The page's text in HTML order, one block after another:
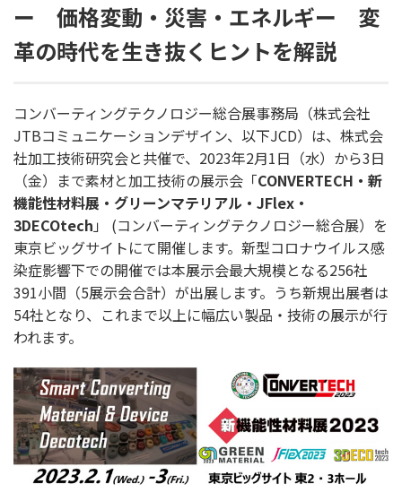
ー 価格変動・災害・エネルギー 変
革の時代を生き抜くヒントを解説
コンバーティングテクノロジー総合展事務局（株式会社
JTBコミュニケーションデザイン、以下JCD）は、株式会
社加工技術研究会と共催で、2023年2月1日（水）から3日
（金）まで素材と加工技術の展示会「CONVERTECH・新
機能性材料展・グリーンマテリアル・JFlex・
3DECOtech 」 (コンバーティングテクノロジー総合展）を
東京ビッグサイトにて開催します。新型コロナウイルス感
染症影響下での開催では本展示会最大規模となる256社
391小間（5展示会合計）が出展します。うち新規出展者は
54社となり、これまで以上に幅広い製品・技術の展示が行
われます。